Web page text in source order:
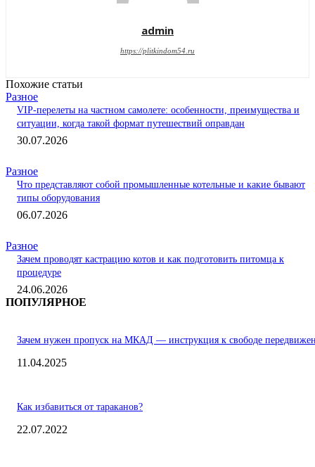
admin
https://plitkindom54.ru
Похожие статьи
Разное
VIP-перелеты на частном самолете: особенности, преимущества и
ситуации, когда такой формат путешествий оправдан
30.07.2026
Разное
Что представляют собой промышленные котельные и какие бывают
типы оборудования
06.07.2026
Разное
Зачем проводят кастрацию котов и как подготовить питомца к
процедуре
24.06.2026
ПОПУЛЯРНОЕ
Зачем нужен пропуск на МКАД — инструкция к свободе
11.04.2025
Как избавиться от тараканов?
22.07.2022